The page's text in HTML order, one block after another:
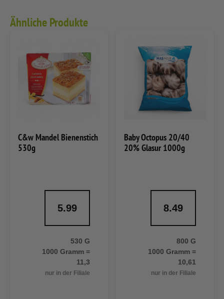
Ähnliche Produkte
C&w Mandel Bienenstich
530g
5.99
530 G
1000 Gramm =
11,3
nur in der Filiale
Baby Octopus 20/40
20% Glasur 1000g
8.49
800 G
1000 Gramm =
10,61
nur in der Filiale